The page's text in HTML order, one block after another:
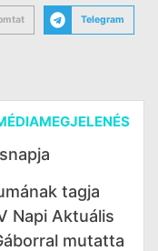
Telegram
tagja
Napi Aktuális
mutatta